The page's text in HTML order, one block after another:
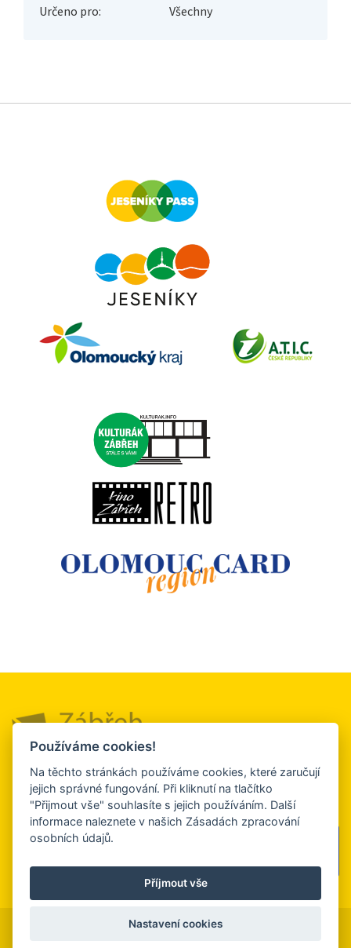
Určeno pro:
Všechny
Město a okolí
Kultura, sport a
relaxace
Služby a firmy
Ubytování a
stravování
Turistický
servis
Kontakt
www.tourism.zabreh.cz| Všechna práva vyhrazena. |
Používáme cookies!
Na těchto stránkách používáme cookies, které zaručují
jejich správné fungování. Při kliknutí na tlačítko
"Přijmout vše" souhlasíte s jejich používáním. Další
informace naleznete v našich Zásadách zpracování
osobních údajů.
Příjmout vše
Nastavení cookies